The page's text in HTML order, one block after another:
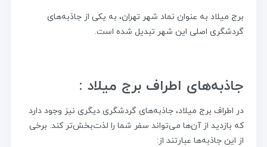
برج میلاد به عنوان نماد شهر تهران، به یکی از جاذبه‌های
گردشگری اصلی این شهر تبدیل شده است.
جاذبه‌های اطراف برج میلاد :
در اطراف برج میلاد، جاذبه‌های گردشگری دیگری نیز وجود دارد
که بازدید از آن‌ها می‌تواند سفر شما را لذت‌بخش‌تر کند. برخی
از این جاذبه‌ها عبارتند از: